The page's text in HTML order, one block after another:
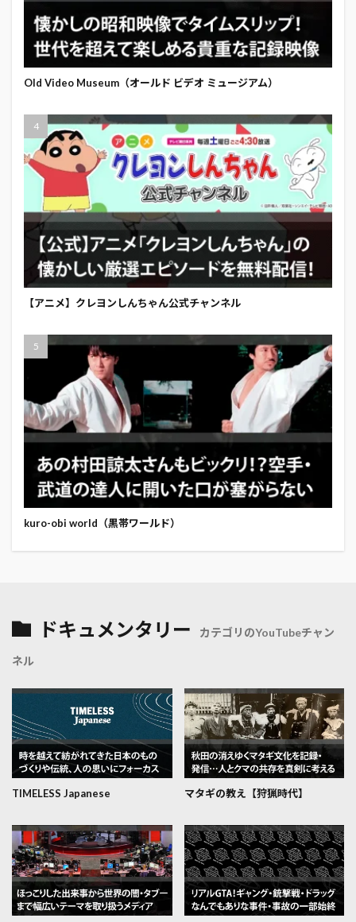
Old Video Museum（オールド ビデオ ミュージアム）
【アニメ】クレヨンしんちゃん公式チャンネル
kuro-obi world（黒帯ワールド）
ドキュメンタリー カテゴリのYouTubeチャン
ネル
TIMELESS Japanese マタギの教え【狩猟時代】